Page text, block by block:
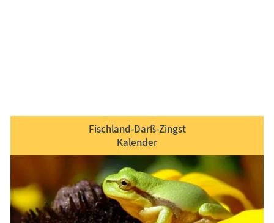
auch die Zeesen­boot­regatten.
Fischland-Darß-Zingst
Kalender